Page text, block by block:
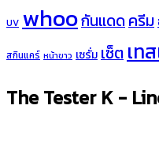
UV whooกันแดดครีม
สกินแคร์ หน้าขาว เซรั่มเซ็ต เท
The Tester K -